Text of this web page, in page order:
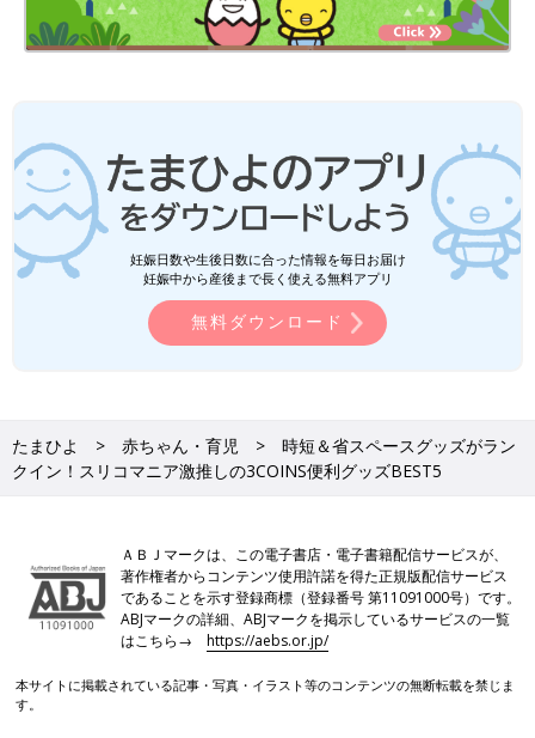
妊娠日数や生後日数に合った情報を毎日お届け
妊娠中から産後まで長く使える無料アプリ
無料ダウンロード
たまひよ 赤ちゃん・育児
時短＆省スペースグッズがラン
クイン！スリコマニア激推しの3COINS便利グッズBEST5
ＡＢＪマークは、この電子書店・電子書籍配信サービスが、
著作権者からコンテンツ使用許諾を得た正規版配信サービス
であることを示す登録商標（登録番号 第11091000号）です。
ABJマークの詳細、ABJマークを掲示しているサービスの一覧
はこちら→https://aebs.or.jp/
本サイトに掲載されている記事・写真・イラスト等のコンテンツの無断転載を禁じま
す。